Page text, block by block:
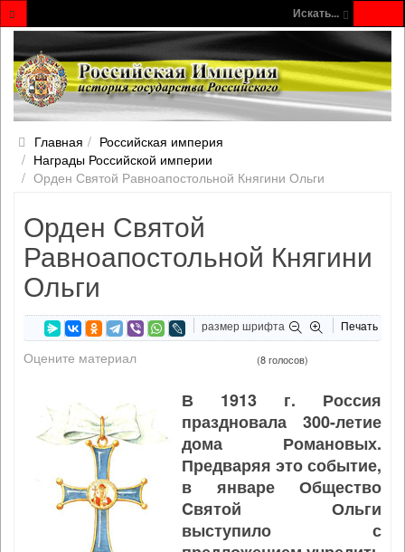
Искать...
Главная
Российская империя
Награды Российской империи
Орден Святой Равноапостольной Княгини Ольги
Орден Святой
Равноапостольной Княгини
Ольги
размер шрифта Печать
Оцените материал (8 голосов)
В 1913 г. Россия
праздновала 300-летие
дома Романовых.
Предваряя это событие,
в январе Общество
Cвятой Ольги
выступило с